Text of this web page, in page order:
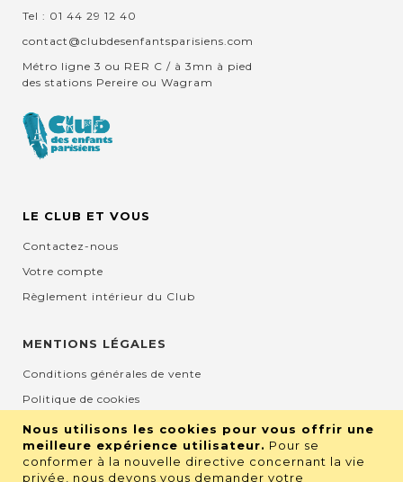
Nous utilisons les cookies pour vous offrir une
meilleure expérience utilisateur. Pour se
conformer à la nouvelle directive concernant la vie
privée, nous devons vous demander votre
Tel : 01 44 29 12 40
contact@clubdesenfantsparisiens.com
Métro ligne 3 ou RER C / à 3mn à pied
des stations Pereire ou Wagram
LE CLUB ET VOUS
Contactez-nous
Votre compte
Règlement intérieur du Club
MENTIONS LÉGALES
Conditions générales de vente
Politique de cookies
Mentions légales et CGU
Protection de la vie privée